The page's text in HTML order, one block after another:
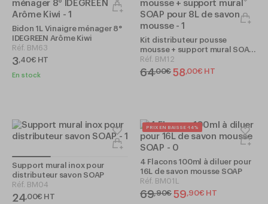
Bidon 1L Vinaigre ménager 8°
IDEGREEN Arôme Kiwi
Réf. BM63
3,40€ HT
En stock
Kit distributeur pousse
mousse + support mural SOAP
pour 8L de savon mousse
Réf. BM12
64,00€ 58,00€ HT
Support mural inox pour
distributeur savon SOAP
Réf. BM04
24,00€ HT
PRIX EN BAISSE -14%
4 Flacons 100ml à diluer pour
16L de savon mousse SOAP
Réf. BM01L
69,90€ 59,90€ HT